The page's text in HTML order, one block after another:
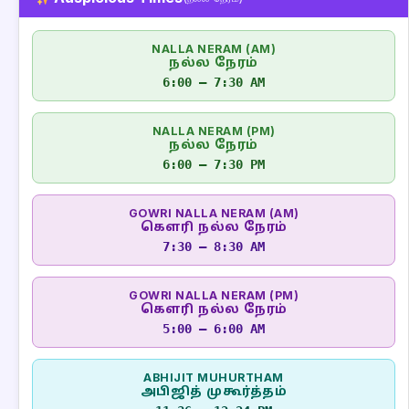
NALLA NERAM (AM)
நல்ல நேரம்
6:00 – 7:30 AM
NALLA NERAM (PM)
நல்ல நேரம்
6:00 – 7:30 PM
GOWRI NALLA NERAM (AM)
கௌரி நல்ல நேரம்
7:30 – 8:30 AM
GOWRI NALLA NERAM (PM)
கௌரி நல்ல நேரம்
5:00 – 6:00 AM
ABHIJIT MUHURTHAM
அபிஜித் முகூர்த்தம்